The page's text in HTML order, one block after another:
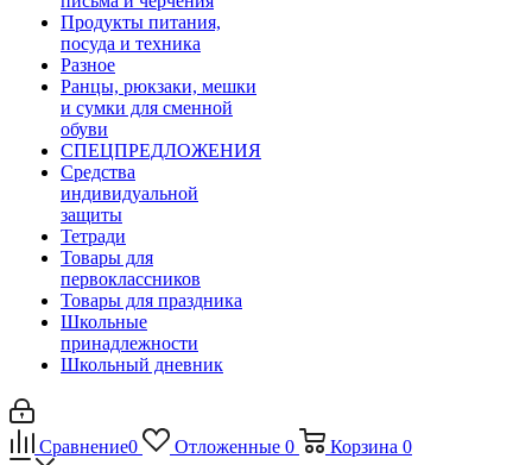
Продукты питания,
посуда и техника
Разное
Ранцы, рюкзаки, мешки
и сумки для сменной
обуви
СПЕЦПРЕДЛОЖЕНИЯ
Средства
индивидуальной
защиты
Тетради
Товары для
первоклассников
Товары для праздника
Школьные
принадлежности
Школьный дневник
Сравнение0 Отложенные 0 Корзина 0